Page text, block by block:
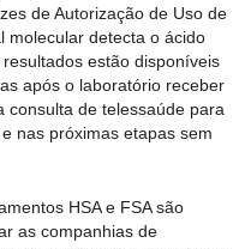
de Autorização de Uso de
molecular detecta o ácido
estão disponíveis
após o laboratório receber
consulta de telessaúde para
nas próximas etapas sem
HSA e FSA são
as companhias de